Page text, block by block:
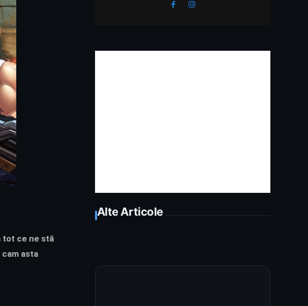
tot ce ne stă
asta
Alte Articole